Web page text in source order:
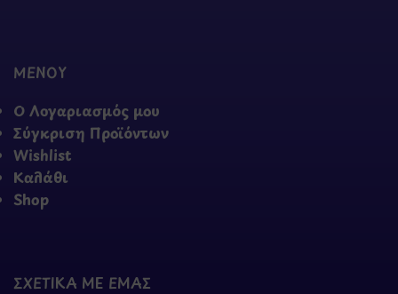
ΜΕΝΟΥ
Ο Λογαριασμός μου
Σύγκριση Προϊόντων
Wishlist
Καλάθι
Shop
ΣΧΕΤΙΚΑ ΜΕ ΕΜΑΣ